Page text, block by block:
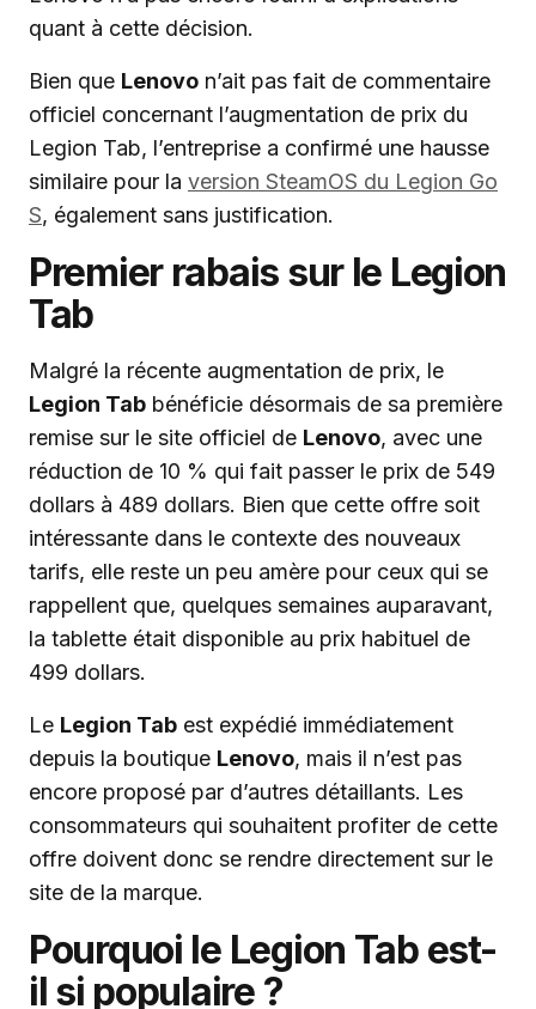
quant à cette décision.
Bien que Lenovo n’ait pas fait de commentaire
officiel concernant l’augmentation de prix du
Legion Tab, l’entreprise a confirmé une hausse
similaire pour la version SteamOS du Legion Go
S, également sans justification.
Premier rabais sur le Legion
Tab
Malgré la récente augmentation de prix, le
Legion Tab bénéficie désormais de sa première
remise sur le site officiel de Lenovo, avec une
réduction de 10 % qui fait passer le prix de 549
dollars à 489 dollars. Bien que cette offre soit
intéressante dans le contexte des nouveaux
tarifs, elle reste un peu amère pour ceux qui se
rappellent que, quelques semaines auparavant,
la tablette était disponible au prix habituel de
499 dollars.
Le Legion Tab est expédié immédiatement
depuis la boutique Lenovo, mais il n’est pas
encore proposé par d’autres détaillants. Les
consommateurs qui souhaitent profiter de cette
offre doivent donc se rendre directement sur le
site de la marque.
Pourquoi le Legion Tab est-
il si populaire ?